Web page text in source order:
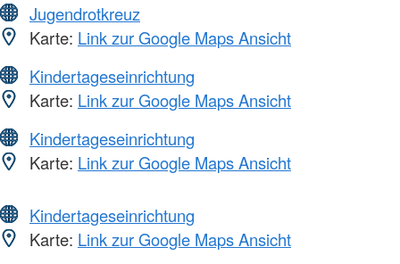
Jugendrotkreuz
Karte: Link zur Google Maps Ansicht
Kindertageseinrichtung
Karte: Link zur Google Maps Ansicht
Kindertageseinrichtung
Karte: Link zur Google Maps Ansicht
Kindertageseinrichtung
Karte: Link zur Google Maps Ansicht